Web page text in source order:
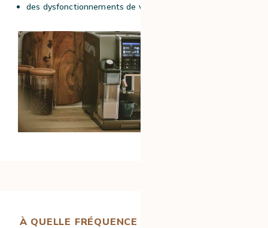
des dysfonctionnements de votre expresso broyeur.
À QUELLE FRÉQUENCE DOIT-ON NETTOYER